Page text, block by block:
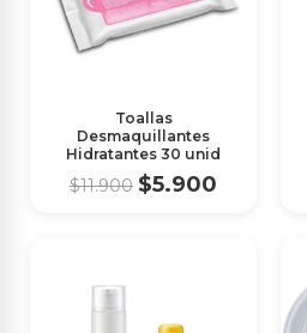
Toallas
Desmaquillantes
Hidratantes 30 unid
$11.900 $5.900